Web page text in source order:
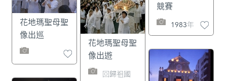
競賽
1983年
花地瑪聖母聖
像出巡
花地瑪聖母聖
像出遊
回歸祖國